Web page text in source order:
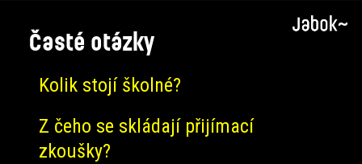
Časté otázky
Kolik stojí školné?
Z čeho se skládají přijímací
zkoušky?